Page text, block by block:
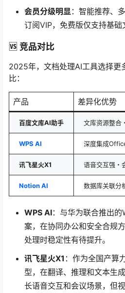
会员分级明显：智能推荐、
订阅VIP，免费版仅支持基础
🆚 竞品对比
2025年，文档处理AI工具选择更
比：
产品 差异化优势
百度文库AI助手 文库资源整合
WPS AI 深度集成
讯飞星火X1 语音交互强・
Notion AI 数据库关联分
WPS AI：与华为联合推出
案，在协同办公和安全合规
处理时稳定性有待提升。
讯飞星火X1 ：作为全国产算
型，在翻译、推理和文本生
长语音交互和会议场景，但